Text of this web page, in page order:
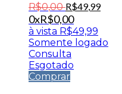
R$0,00 R$49,99
0xR$0,00
à vista R$49,99
Somente logado
Consulta
Esgotado
Comprar